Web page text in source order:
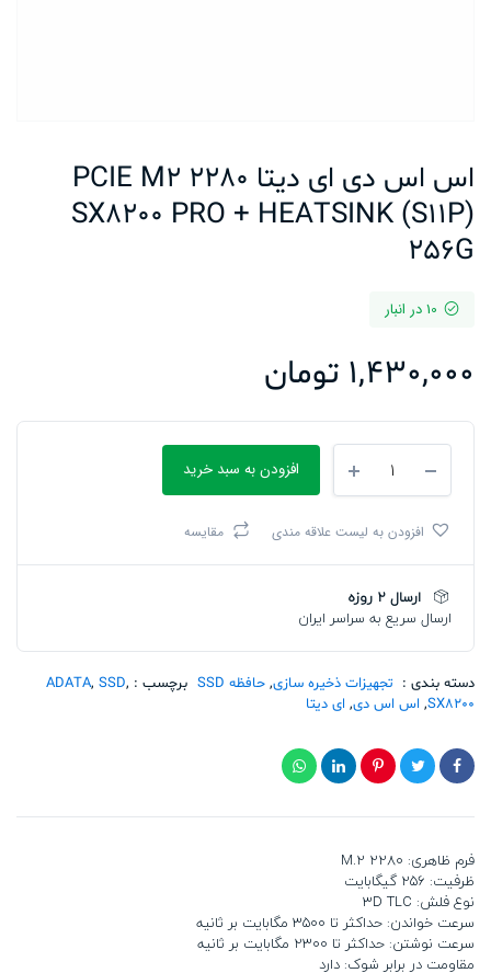
اس اس دی ای دیتا PCIE M2 2280
SX8200 PRO + HEATSINK (S11P)
256G
10 در انبار
1,430,000 تومان
دی
دیتا
2280
SX8200
HEATSINK
(S11P)
تعداد
افزودن به سبد خرید
افزودن به لیست علاقه مندی مقایسه
ارسال 2 روزه
ارسال سریع به سراسر ایران
دسته بندی : تجهیزات ذخیره سازی, حافظه SSD برچسب : ADATA, SSD,
SX8200
, اس اس دی, ای دیتا
فرم ظاهری: M.2 2280
ظرفیت: 256 گیگابایت
نوع فلش: 3D TLC
سرعت خواندن: حداکثر تا 3500 مگابایت بر ثانیه
سرعت نوشتن: حداکثر تا 2300 مگابایت بر ثانیه
مقاومت در برابر شوک: دارد